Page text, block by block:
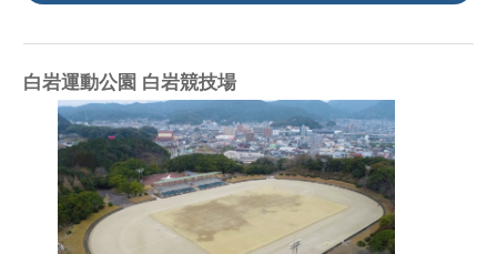
白岩運動公園 白岩競技場